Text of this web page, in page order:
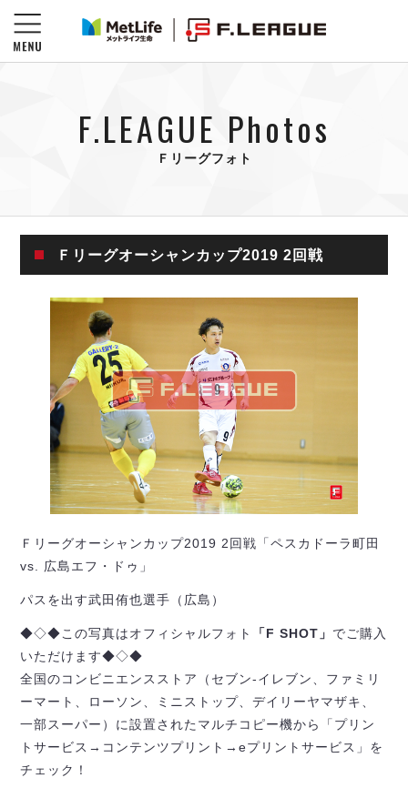
F.LEAGUE Photos
Ｆリーグフォト
Ｆリーグオーシャンカップ2019 2回戦
Ｆリーグオーシャンカップ2019 2回戦「ペスカドーラ町田
vs. 広島エフ・ドゥ」
パスを出す武田侑也選手（広島）
◆◇◆この写真はオフィシャルフォト 「F SHOT」 でご購入
いただけます◆◇◆
全国のコンビニエンスストア（セブン-イレブン、ファミリ
ーマート、ローソン、ミニストップ、デイリーヤマザキ、
一部スーパー）に設置されたマルチコピー機から「プリン
トサービス→コンテンツプリント→eプリントサービス」を
チェック！